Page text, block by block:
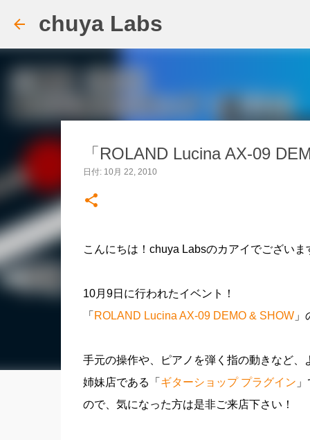
chuya Labs
「ROLAND Lucina AX-09
日付: 10月 22, 2010
こんにちは！chuya Labsのカアイでございま
10月9日に行われたイベント！
「 ROLAND Lucina AX-09 DEMO & SHOW」
手元の操作や、ピアノを弾く指の動きなど、
姉妹店である「 ギターショップ プラグイン
ので、気になった方は是非ご来店下さい！